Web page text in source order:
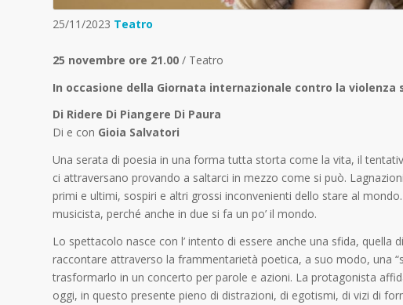
25/11/2023 Teatro
25 novembre ore 21.00 / Teatro
In occasione della Giornata internazionale contro la violenza
Di Ridere Di Piangere Di Paura
Di e con Gioia Salvatori
Una serata di poesia in una forma tutta storta come la vita, il
ci attraversano provando a saltarci in mezzo come si può.
primi e ultimi, sospiri e altri grossi inconvenienti dello stare al mondo.
musicista, perché anche in due si fa un po’ il mondo.
Lo spettacolo nasce con l’ intento di essere anche una sfida,
raccontare attraverso la frammentarietà poetica, a suo modo, una
trasformarlo in un concerto per parole e azioni. La protagonista
oggi, in questo presente pieno di distrazioni, di egotismi, di vizi di